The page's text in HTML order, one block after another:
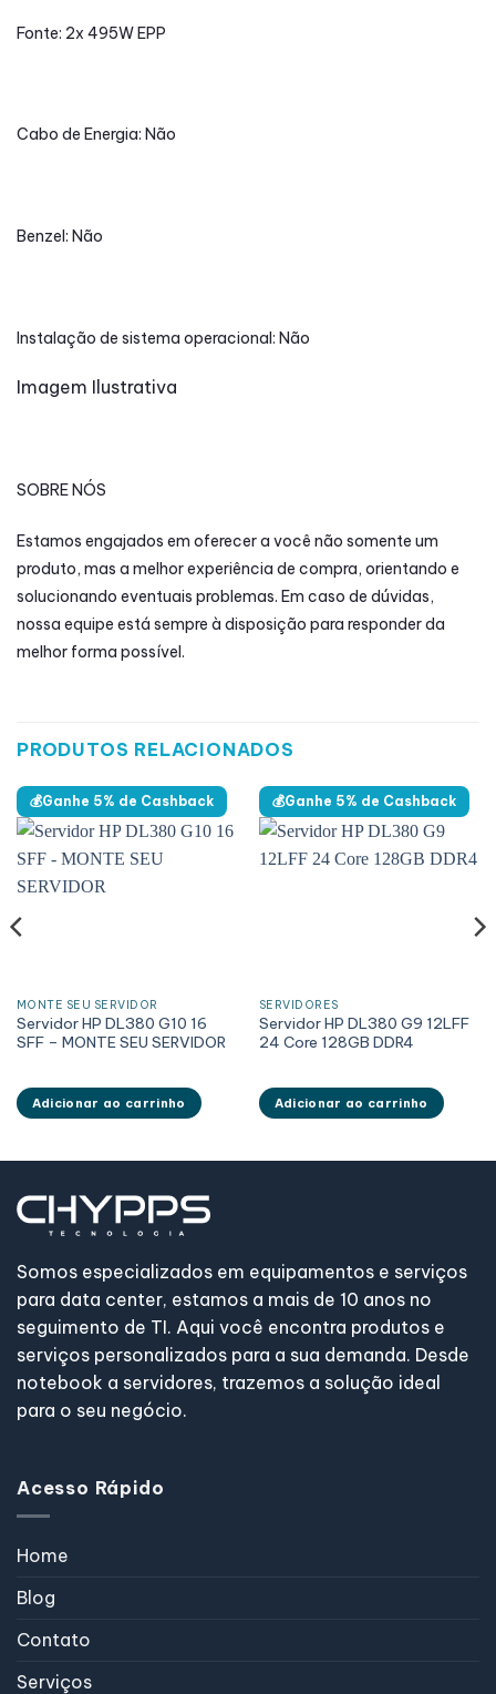
Fonte: 2x 495W EPP
Cabo de Energia: Não
Benzel: Não
Instalação de sistema operacional: Não
Imagem Ilustrativa
SOBRE NÓS
Estamos engajados em oferecer a você não somente um
produto, mas a melhor experiência de compra, orientando e
solucionando eventuais problemas. Em caso de dúvidas,
nossa equipe está sempre à disposição para responder da
melhor forma possível.
PRODUTOS RELACIONADOS
💰Ganhe 5% de Cashback
MONTE SEU SERVIDOR
Servidor HP DL380 G10 16
SFF – MONTE SEU SERVIDOR
Adicionar ao carrinho
💰Ganhe 5% de Cashback
SERVIDORES
Servidor HP DL380 G9 12LFF
24 Core 128GB DDR4
Adicionar ao carrinho
Somos especializados em equipamentos e serviços
para data center, estamos a mais de 10 anos no
seguimento de TI. Aqui você encontra produtos e
serviços personalizados para a sua demanda. Desde
notebook a servidores, trazemos a solução ideal
para o seu negócio.
Acesso Rápido
Home
Blog
Contato
Serviços